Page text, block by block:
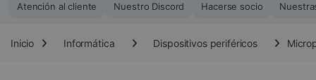
Atención al cliente Nuestro Discord Hacerse socio
Inicio Informática Dispositivos periféricos